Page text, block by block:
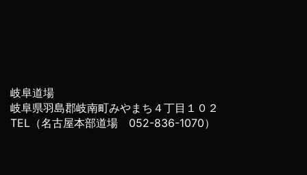
岐阜道場
岐阜県羽島郡岐南町みやまち４丁目１０２
TEL（名古屋本部道場 052-836-1070）